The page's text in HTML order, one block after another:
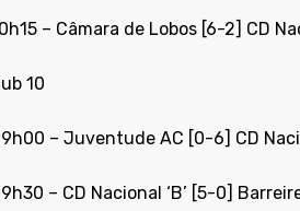
– Câmara de Lobos [6-2] CD
10
– Juventude AC [0-6] CD
– CD Nacional ‘B’ [5-0]